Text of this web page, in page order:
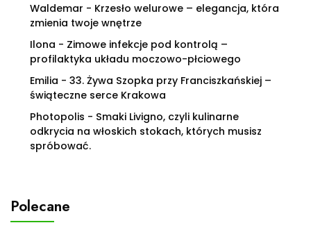
Waldemar - Krzesło welurowe – elegancja, która
zmienia twoje wnętrze
Ilona - Zimowe infekcje pod kontrolą –
profilaktyka układu moczowo-płciowego
Emilia - 33. Żywa Szopka przy Franciszkańskiej –
świąteczne serce Krakowa
Photopolis - Smaki Livigno, czyli kulinarne
odkrycia na włoskich stokach, których musisz
spróbować.
Polecane